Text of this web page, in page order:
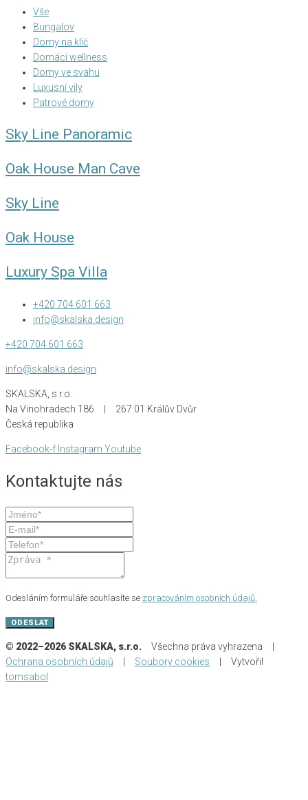
Vše
Bungalov
Domy na klíč
Domácí wellness
Domy ve svahu
Luxusní vily
Patrové domy
Sky Line Panoramic
Oak House Man Cave
Sky Line
Oak House
Luxury Spa Villa
+420 704 601 663
info@skalska.design
+420 704 601 663
info@skalska.design
SKALSKA, s.r.o.
Na Vinohradech 186 | 267 01 Králův Dvůr
Česká republika
Facebook-f Instagram Youtube
Kontaktujte nás
Odesláním formuláře souhlasíte se zpracováním osobních údajů.
ODESLAT
© 2022–2026 SKALSKA, s.r.o. Všechna práva vyhrazena |
Ochrana osobních údajů
Soubory cookies | Vytvořil
tomsabol